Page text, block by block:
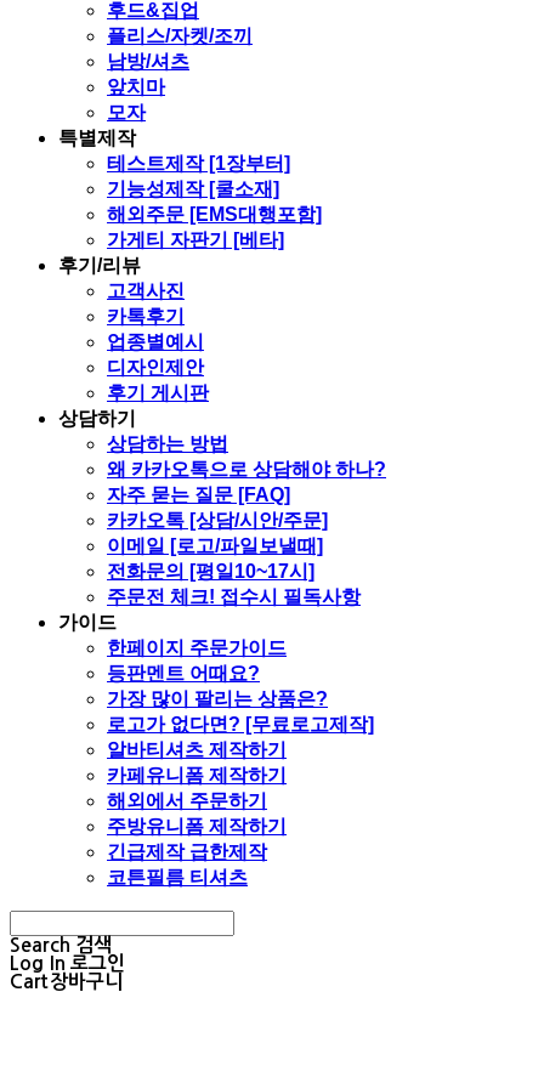
후드&집업
플리스/자켓/조끼
남방/셔츠
앞치마
모자
특별제작
테스트제작 [1장부터]
기능성제작 [쿨소재]
해외주문 [EMS대행포함]
가게티 자판기 [베타]
후기/리뷰
고객사진
카톡후기
업종별예시
디자인제안
후기 게시판
상담하기
상담하는 방법
왜 카카오톡으로 상담해야 하나?
자주 묻는 질문 [FAQ]
카카오톡 [상담/시안/주문]
이메일 [로고/파일보낼때]
전화문의 [평일10~17시]
주문전 체크! 접수시 필독사항
가이드
한페이지 주문가이드
등판멘트 어때요?
가장 많이 팔리는 상품은?
로고가 없다면? [무료로고제작]
알바티셔츠 제작하기
카페유니폼 제작하기
해외에서 주문하기
주방유니폼 제작하기
긴급제작 급한제작
코튼필름 티셔츠
Search 검색
Log In 로그인
Cart장바구니